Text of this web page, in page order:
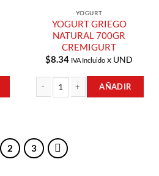
YOGURT
YOGURT GRIEGO
NATURAL 700GR
CREMIGURT
$8.34 IVA Incluido x UND
AÑADIR
2 3